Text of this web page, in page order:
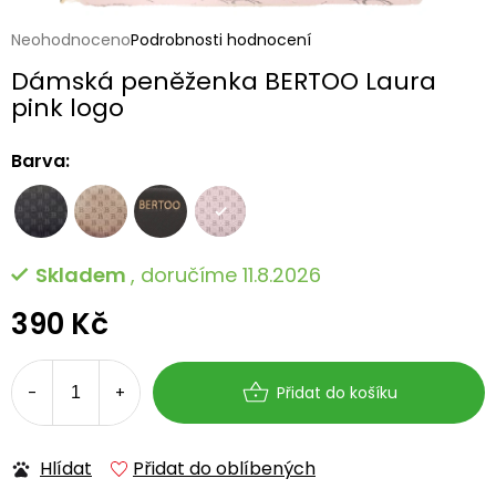
390 Kč
cena:
Skladem , doručíme 11.8.2026
Přidat do košíku
Hlídat Přidat do oblíbených
Průměrné
produktu
je
0,0
5
hvězdiček.
NeohodnocenoPodrobnosti hodnocení
Dámská peněženka BERTOO Laura
pink logo
Barva: